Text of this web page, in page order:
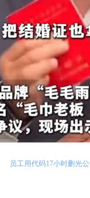
员工用代码17小时删光